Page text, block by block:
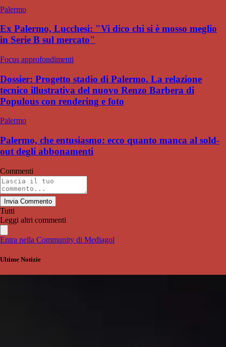
Palermo
Ex Palermo, Lucchesi: "Vi dico chi si è mosso meglio
in Serie B sul mercato"
Focus approfondimenti
Dossier: Progetto stadio di Palermo. La relazione
tecnico illustrativa del nuovo Renzo Barbera di
Populous con rendering e foto
Palermo
Palermo, che entusiasmo: ecco quanto manca al sold-
out degli abbonamenti
Commenti
Invia Commento
Tutti
Leggi altri commenti
Entra nella Community di Mediagol
Ultime Notizie